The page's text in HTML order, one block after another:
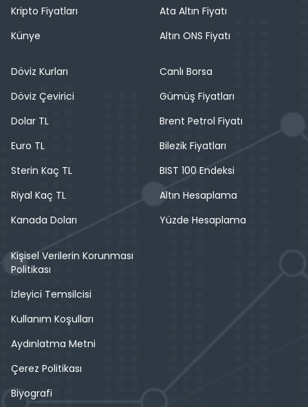
Kripto Fiyatları
Künye
Ata Altın Fiyatı
Altın ONS Fiyatı
Döviz Kurları
Döviz Çevirici
Dolar TL
Euro TL
Sterin Kaç TL
Riyal Kaç TL
Kanada Doları
Canlı Borsa
Gümüş Fiyatları
Brent Petrol Fiyatı
Bilezik Fiyatları
BIST 100 Endeksi
Altın Hesaplama
Yüzde Hesaplama
Kişisel Verilerin Korunması
Politikası
İzleyici Temsilcisi
Kullanım Koşulları
Aydınlatma Metni
Çerez Politikası
Biyografi